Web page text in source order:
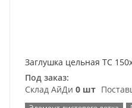
Заглушка цельная ТС
Под заказ:
Склад АйДи 0 шт